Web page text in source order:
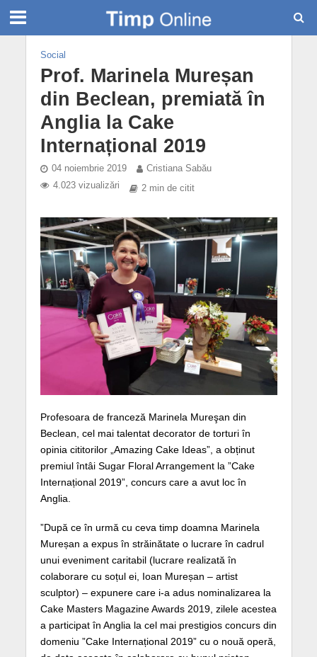
Social
Prof. Marinela Mureșan
din Beclean, premiată în
Anglia la Cake
Internațional 2019
04 noiembrie 2019
Cristiana Sabău
4.023 vizualizări
2 min de citit
Profesoara de franceză Marinela Mureşan din
Beclean, cel mai talentat decorator de torturi în
opinia cititorilor „Amazing Cake Ideas”, a obținut
premiul întâi Sugar Floral Arrangement la ”Cake
Internațional 2019”, concurs care a avut loc în
Anglia.
”După ce în urmă cu ceva timp doamna Marinela
Mureșan a expus în străinătate o lucrare în cadrul
unui eveniment caritabil (lucrare realizată în
colaborare cu soțul ei, Ioan Mureșan – artist
sculptor) – expunere care i-a adus nominalizarea la
Cake Masters Magazine Awards 2019, zilele acestea
a participat în Anglia la cel mai prestigios concurs din
domeniu ”Cake Internațional 2019” cu o nouă operă,